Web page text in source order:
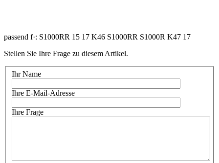
passend f·: S1000RR 15 17 K46 S1000RR S1000R K47 17
Stellen Sie Ihre Frage zu diesem Artikel.
Ihr Name
Ihre E-Mail-Adresse
Ihre Frage